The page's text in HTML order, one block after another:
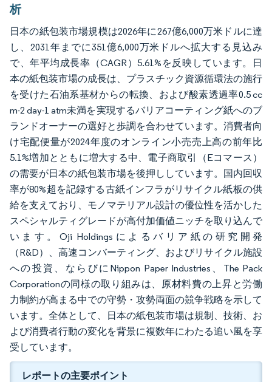
析
日本の紙包装市場規模は2026年に267億6,000万米ドルに達
し、2031年までに351億6,000万米ドルへ拡大する見込み
で、年平均成長率（CAGR）5.61%を反映しています。日
本の紙包装市場の成長は、プラスチック資源循環法の施行
を受けた石油系基材からの転換、および酸素透過率0.5 cc
m-2 day-1 atm未満を実現するバリアコーティング紙へのブ
ランドオーナーの選好と歩調を合わせています。消費者向
け宅配便量が2024年度のオンライン小売売上高の前年比
5.1%増加とともに増大する中、電子商取引（Eコマース）
の需要が日本の紙包装市場を後押ししています。国内回収
率が80%超を記録する古紙インフラがリサイクル紙板の供
給を支えており、モノマテリアル設計の優位性を活かした
スペシャルティグレードが高付加価値ニッチを取り込んで
います。Oji Holdingsによるバリア紙の研究開発
（R&D）、高速コンバーティング、およびリサイクル施設
への投資、ならびにNippon Paper Industries、The Pack
Corporationの同様の取り組みは、原材料費の上昇と労働
力制約が高まる中での守勢・攻勢両面の競争戦略を示して
います。全体として、日本の紙包装市場は規制、技術、お
よび消費者行動の変化を背景に複数年にわたる追い風を享
受しています。
レポートの主要ポイント